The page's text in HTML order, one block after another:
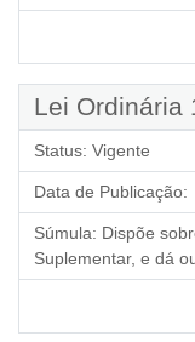
Lei Ordinária
Status: Vigente
Data de Publicação:
Súmula: Dispõe
Suplementar, e dá